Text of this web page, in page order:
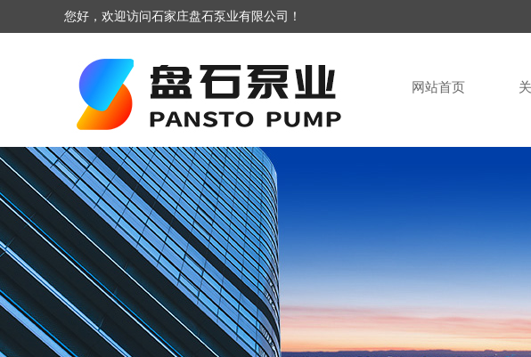
您好，欢迎访问石家庄盘石泵业有限公司！
网站首页